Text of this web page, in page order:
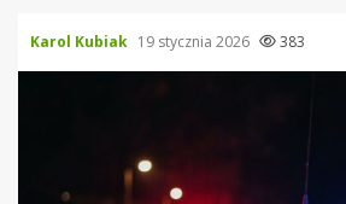
Karol Kubiak 19 stycznia 2026 383